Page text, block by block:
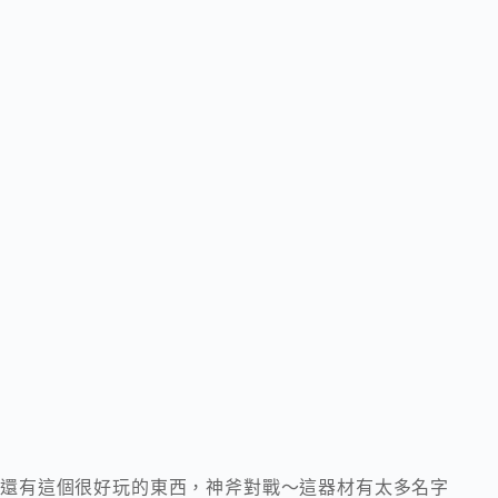
還有這個很好玩的東西，神斧對戰～這器材有太多名字